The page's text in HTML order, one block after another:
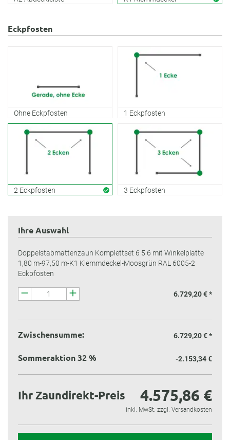
Eckpfosten
Ohne Eckpfosten 1 Eckpfosten
2 Eckpfosten 3 Eckpfosten
Ihre Auswahl
Doppelstabmattenzaun Komplettset 6 5 6 mit Winkelplatte
1,80 m-97,50 m-K1 Klemmdeckel-Moosgrün RAL 6005-2
Eckpfosten
6.729,20 € *
Zwischensumme: 6.729,20 €*
Sommeraktion 32 % -2.153,34 €
Ihr Zaundirekt-Preis 4.575,86 €
inkl. MwSt. zzgl. Versandkosten